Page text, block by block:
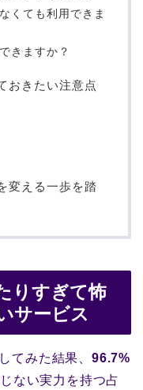
くても利用できま
きますか？
おきたい注意点
変える一歩を踏
りすぎて怖
サービス
てみた結果、 96.7%
ない実力を持つ占